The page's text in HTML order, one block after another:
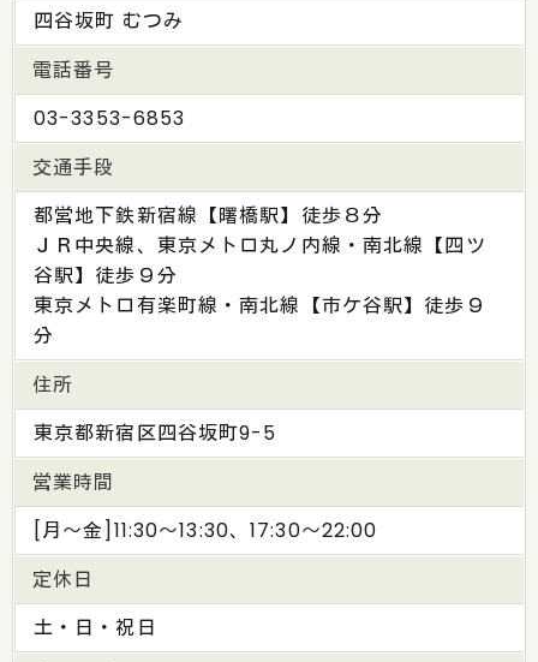
四谷坂町 むつみ
電話番号
03-3353-6853
交通手段
都営地下鉄新宿線【曙橋駅】徒歩８分
ＪＲ中央線、東京メトロ丸ノ内線・南北線【四ツ
谷駅】徒歩９分
東京メトロ有楽町線・南北線【市ケ谷駅】徒歩９
分
住所
東京都新宿区四谷坂町9-5
営業時間
[月～金]11:30～13:30、17:30～22:00
定休日
土・日・祝日